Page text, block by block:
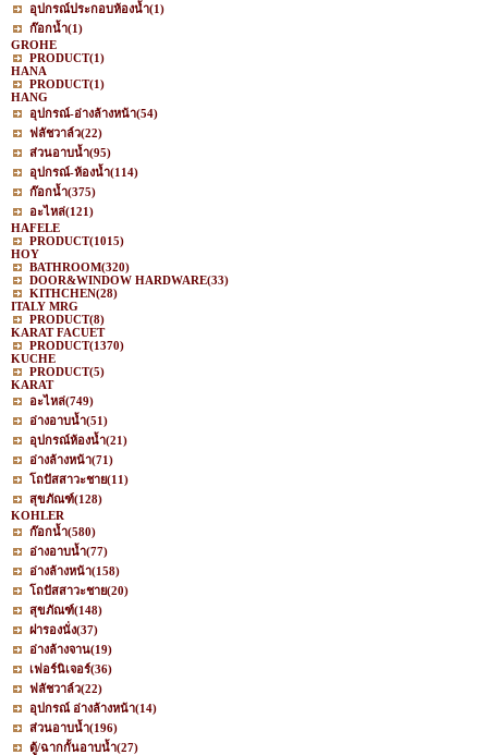
อุปกรณ์ประกอบห้องน้ำ(1)
ก๊อกน้ำ(1)
GROHE
PRODUCT(1)
HANA
PRODUCT(1)
HANG
อุปกรณ์-อ่างล้างหน้า(54)
ฟลัชวาล์ว(22)
ส่วนอาบน้ำ(95)
อุปกรณ์-ห้องน้ำ(114)
ก๊อกน้ำ(375)
อะไหล่(121)
HAFELE
PRODUCT(1015)
HOY
BATHROOM(320)
DOOR&WINDOW HARDWARE(33)
KITHCHEN(28)
ITALY MRG
PRODUCT(8)
KARAT FACUET
PRODUCT(1370)
KUCHE
PRODUCT(5)
KARAT
อะไหล่(749)
อ่างอาบน้ำ(51)
อุปกรณ์ห้องน้ำ(21)
อ่างล้างหน้า(71)
โถปัสสาวะชาย(11)
สุขภัณฑ์(128)
KOHLER
ก๊อกน้ำ(580)
อ่างอาบน้ำ(77)
อ่างล้างหน้า(158)
โถปัสสาวะชาย(20)
สุขภัณฑ์(148)
ฝารองนั่ง(37)
อ่างล้างจาน(19)
เฟอร์นิเจอร์(36)
ฟลัชวาล์ว(22)
อุปกรณ์ อ่างล้างหน้า(14)
ส่วนอาบน้ำ(196)
ตู้/ฉากกั้นอาบน้ำ(27)